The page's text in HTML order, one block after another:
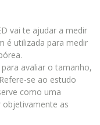
vai te ajudar a medir
é utilizada para medir
avaliar o tamanho,
se ao estudo
como uma
as